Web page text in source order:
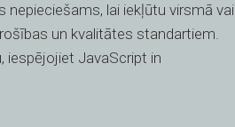
lai iekļūtu virsmā vai
un kvalitātes standartiem.
iespējojiet JavaScript in